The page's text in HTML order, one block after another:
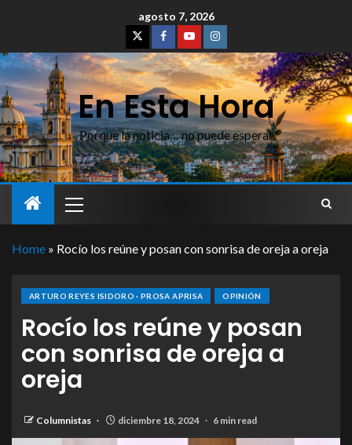
agosto 7, 2026
En Esta Hora
Porque la noticia… no puede esperar
Home » Rocío los reúne y posan con sonrisa de oreja a oreja
ARTURO REYES ISIDORO · PROSA APRISA OPINIÓN
Rocío los reúne y posan
con sonrisa de oreja a
oreja
Columnistas diciembre 18, 2024 6 min read